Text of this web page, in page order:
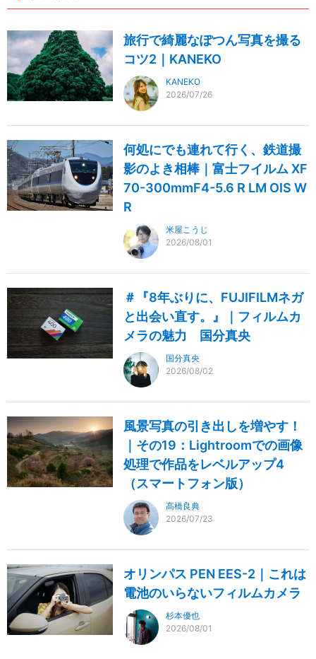
旅行で綺麗なぽつん写真を撮る
コツ2｜KANEKO
KANEKO
2026/07/26
何処にでも連れて行く、鉄道撮
影のよき相棒｜富士フイルム XF
70-300mmF4-5.6 R LM OIS W
R
米屋こうじ
2026/08/01
＃『8年ぶりに、FUJIFILMネガ
と出会い直す。』｜フィルムカ
メラの魅力 国分真央
国分真央
2026/08/02
風景写真の引き出しを増やす！
｜その19：Lightroomでの画像
処理で作品をレベルアップ4
（スマートフォン版）
高橋良典
2026/07/23
オリンパス PEN EES-2｜これは
電池のいらないフィルムカメラ
杉本優也
2026/08/01